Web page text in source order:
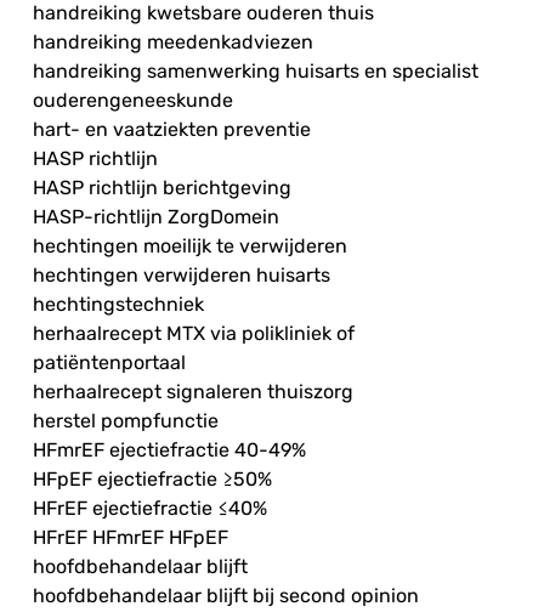
handreiking kwetsbare ouderen thuis
handreiking meedenkadviezen
handreiking samenwerking huisarts en specialist
ouderengeneeskunde
hart- en vaatziekten preventie
HASP richtlijn
HASP richtlijn berichtgeving
HASP-richtlijn ZorgDomein
hechtingen moeilijk te verwijderen
hechtingen verwijderen huisarts
hechtingstechniek
herhaalrecept MTX via polikliniek of
patiëntenportaal
herhaalrecept signaleren thuiszorg
herstel pompfunctie
HFmrEF ejectiefractie 40-49%
HFpEF ejectiefractie ≥50%
HFrEF ejectiefractie ≤40%
HFrEF HFmrEF HFpEF
hoofdbehandelaar blijft
hoofdbehandelaar blijft bij second opinion